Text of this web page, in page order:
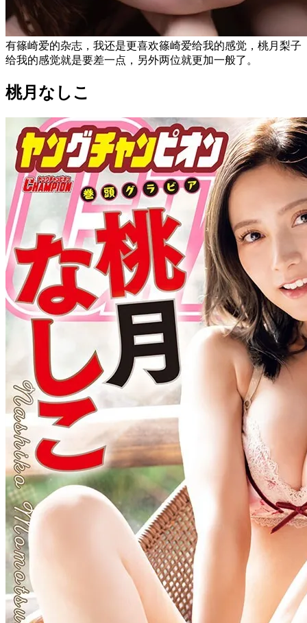
有篠崎爱的杂志，我还是更喜欢篠崎爱给我的感觉，桃月梨子
给我的感觉就是要差一点，另外两位就更加一般了。
桃月なしこ